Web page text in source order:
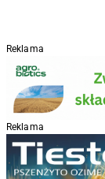
Reklama
Reklama